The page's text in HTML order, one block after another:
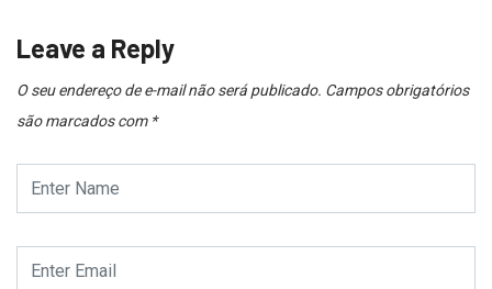
Leave a Reply
O seu endereço de e-mail não será publicado. Campos obrigatórios
são marcados com *